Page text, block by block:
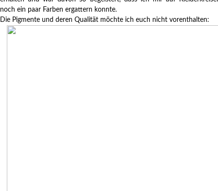
noch ein paar Farben ergattern konnte.
Die Pigmente und deren Qualität möchte ich euch nicht vorenthalten: